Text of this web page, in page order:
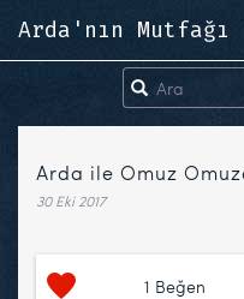
Arda'nın Mutfağı
Arda ile Omuz
30 Eki 2017
1 Beğen